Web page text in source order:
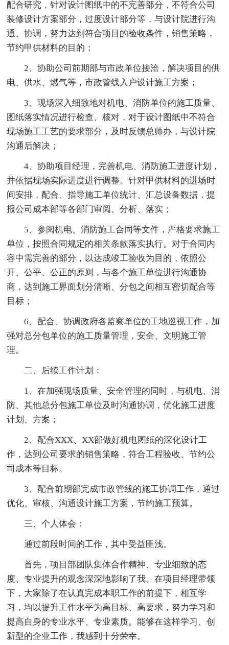
配合研究，针对设计图纸中的不完善部分，不符合公司
装修设计方案部分，过度设计部分等，与设计院进行沟
通、协调，努力达到符合项目的验收条件，销售策略，
节约甲供材料的目的；
2、协助公司前期部与市政单位接洽，解决项目的供
电、供水、燃气等，市政管线入户设计施工方案；
3、现场深入细致地对机电、消防单位的施工质量、
图纸落实情况进行检查、核对，对于设计图纸中不符合
现场施工工艺的要求部分，及时反馈总师办，与设计院
沟通后解决；
4、协助项目经理，完善机电、消防施工进度计划，
并依据现场实际进度进行调整。针对甲供材料的进场时
间安排，配合、指导施工单位统计、汇总设备数据，提
报公司成本部等各部门审阅、分析、落实；
5、参阅机电、消防施工合同等文件，严格要求施工
单位，按照合同规定的相关条款落实执行。对于合同内
容中需完善的部分，以达成竣工验收为目的，依照公
开、公平、公正的原则，与各个施工单位进行沟通协
商，达到施工界面划分清晰、分包之间相互密切配合等
目标；
6、配合、协调政府各监察单位的工地巡视工作，加
强对总分包单位的施工质量管理，安全、文明施工管
理。
二、后续工作计划：
1、在加强现场质量、安全管理的同时，与机电、消
防、其他总分包施工单位及时沟通协调，优化施工进度
计划、方案；
2、配合XXX、XX部做好机电图纸的深化设计工
作，达到公司要求的销售策略，符合工程验收、节约公
司成本等目标。
3、配合前期部完成市政管线的施工协调工作，通过
优化、审核、沟通设计施工方案，节约施工预算。
三、个人体会：
通过前段时间的工作，其中受益匪浅。
首先，项目部团队集体合作精神、专业细致的态
度、专业提升的观念深深地影响了我。在项目经理带领
下，大家除了在认真完成本职工作的前提下，相互学
习，均以提升工作水平为高目标、高要求，努力学习和
提高自身的专业水平、专业素质。能够在这样学习、创
新型的企业工作，我感到十分荣幸。